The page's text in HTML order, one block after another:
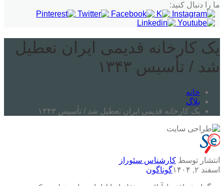
ما را دنبال کنید:
یک کارخانه‌ قدیمی ایران تعطیل
شد / تأسیس ۱۳۴۳
خانه
بلاگ
یک کارخانه‌ قدیمی ایران تعطیل شد / تأسیس ۱۳۴۳
انتشار توسط کارشناس سئوراز
اسفند ۲, ۱۴۰۴
گوناگون